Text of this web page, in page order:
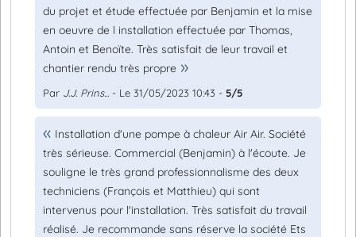
du projet et étude effectuée par Benjamin et la mise
en oeuvre de l installation effectuée par Thomas,
Antoin et Benoïte. Très satisfait de leur travail et
chantier rendu très propre
Par J.J. Prins... - Le 31/05/2023 10:43 - 5/5
Installation d'une pompe à chaleur Air Air. Société
très sérieuse. Commercial (Benjamin) à l'écoute. Je
souligne le très grand professionnalisme des deux
techniciens (François et Matthieu) qui sont
intervenus pour l'installation. Très satisfait du travail
réalisé. Je recommande sans réserve la société Ets